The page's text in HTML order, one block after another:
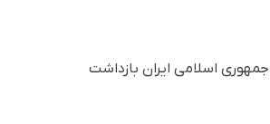
اسلامی ایران بازداشت